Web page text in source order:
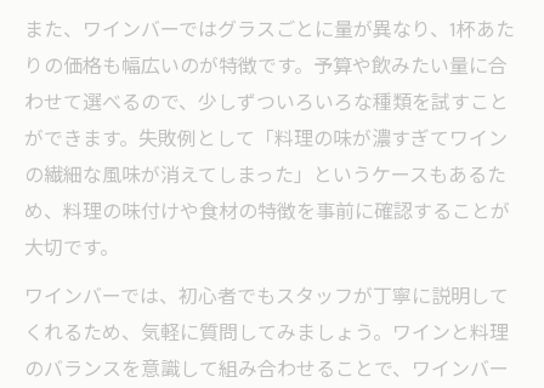
また、ワインバーではグラスごとに量が異なり、1杯あた
りの価格も幅広いのが特徴です。予算や飲みたい量に合
わせて選べるので、少しずついろいろな種類を試すこと
ができます。失敗例として「料理の味が濃すぎてワイン
の繊細な風味が消えてしまった」というケースもあるた
め、料理の味付けや食材の特徴を事前に確認することが
大切です。
ワインバーでは、初心者でもスタッフが丁寧に説明して
くれるため、気軽に質問してみましょう。ワインと料理
のバランスを意識して組み合わせることで、ワインバー